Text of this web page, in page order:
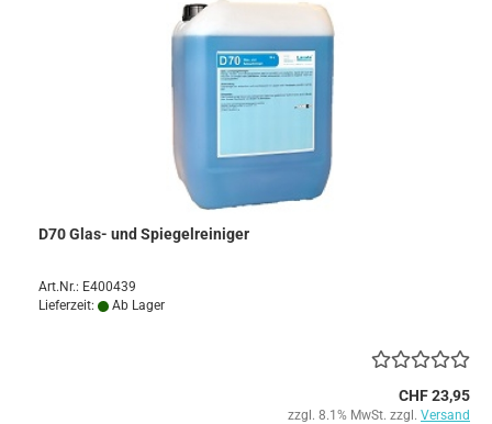
D70 Glas- und Spiegelreiniger
Art.Nr.: E400439
Lieferzeit:
Ab Lager
CHF 23,95
zzgl. 8.1% MwSt. zzgl. Versand